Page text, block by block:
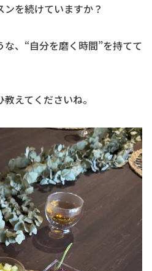
を続けていますか？
、“自分を磨く時間”を持てて
えてくださいね。